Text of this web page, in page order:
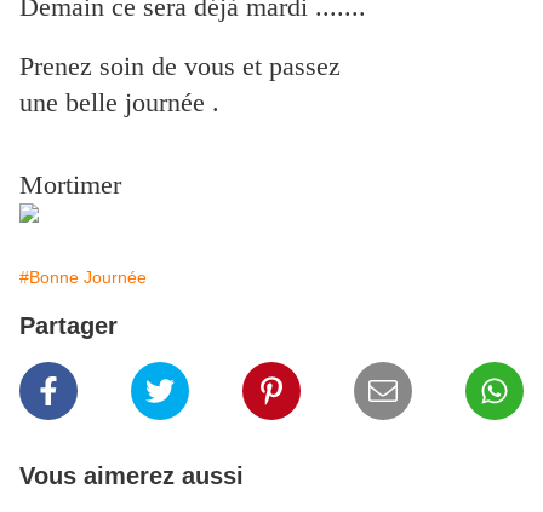
Demain ce sera déjà mardi .......
Prenez soin de vous et passez
une belle journée .
Mortimer
#Bonne Journée
Partager
Vous aimerez aussi